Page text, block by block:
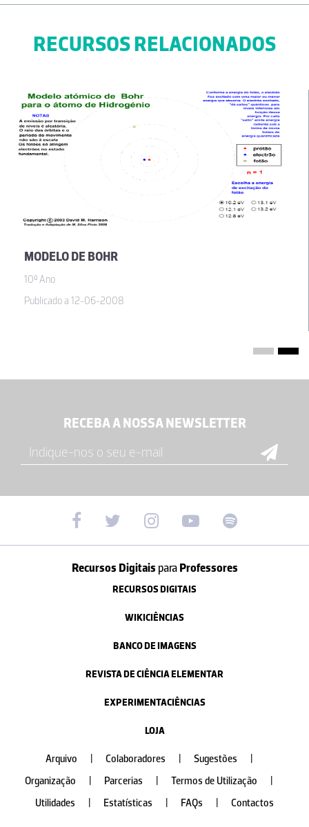
RECURSOS RELACIONADOS
MODELO DE BOHR
10º Ano
Publicado a 12-06-2008
RECEBA A NOSSA NEWSLETTER
Recursos Digitais paraProfessores
RECURSOS DIGITAIS
WIKICIÊNCIAS
BANCO DE IMAGENS
REVISTA DE CIÊNCIA ELEMENTAR
EXPERIMENTACIÊNCIAS
LOJA
Arquivo Colaboradores Sugestões
Organização
Parcerias Termos de Utilização
Utilidades
Estatísticas FAQs Contactos